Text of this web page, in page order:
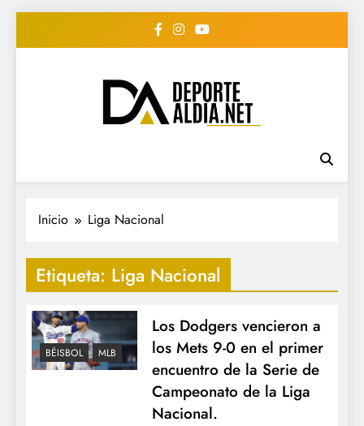
• DEPORTE AL DIA •
"Periodico Deportivo
Digital"
#deportealdiard #deportealdiaperiodico
Inicio Liga Nacional
Etiqueta: Liga Nacional
BÉISBOL MLB
Los Dodgers vencieron a
los Mets 9-0 en el primer
encuentro de la Serie de
Campeonato de la Liga
Nacional.